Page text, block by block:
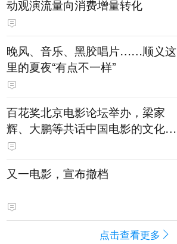
动观演流量向消费增量转化
晚风、音乐、黑胶唱片……顺义这
里的夏夜“有点不一样”
百花奖北京电影论坛举办，梁家
辉、大鹏等共话中国电影的文化建
构
又一电影，宣布撤档
点击查看更多